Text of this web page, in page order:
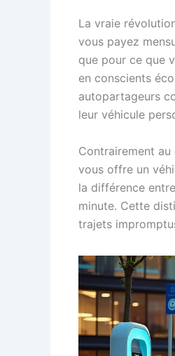
La vraie
vous payez
que pour ce que
en conscients
autopartageurs
leur véhicule
Contrairement au
vous offre un
la différence
minute. Cette
trajets